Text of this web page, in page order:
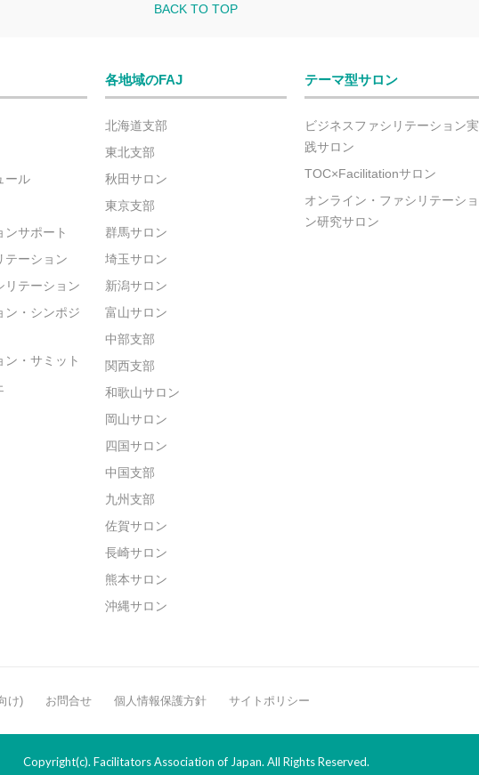
BACK TO TOP
ール
ンサポート
テーション
リテーション
ン・シンポジ
ン・サミット
各地域のFAJ
北海道支部
東北支部
秋田サロン
東京支部
群馬サロン
埼玉サロン
新潟サロン
富山サロン
中部支部
関西支部
和歌山サロン
岡山サロン
四国サロン
中国支部
九州支部
佐賀サロン
長崎サロン
熊本サロン
沖縄サロン
テーマ型サロン
ビジネスファシリテーション実
践サロン
TOC×Facilitationサロン
オンライン・ファシリテーショ
ン研究サロン
け) お問合せ 個人情報保護方針 サイトポリシー
Copyright(c). Facilitators Association of Japan. All Rights Reserved.